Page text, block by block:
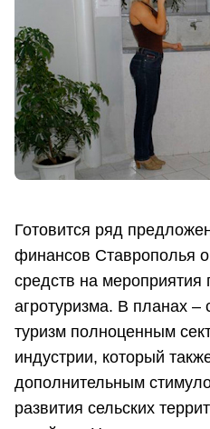
Готовится ряд
финансов Ставрополья
средств на мероприятия
агротуризма. В планах –
туризм полноценным
индустрии, который
дополнительным
развития сельских